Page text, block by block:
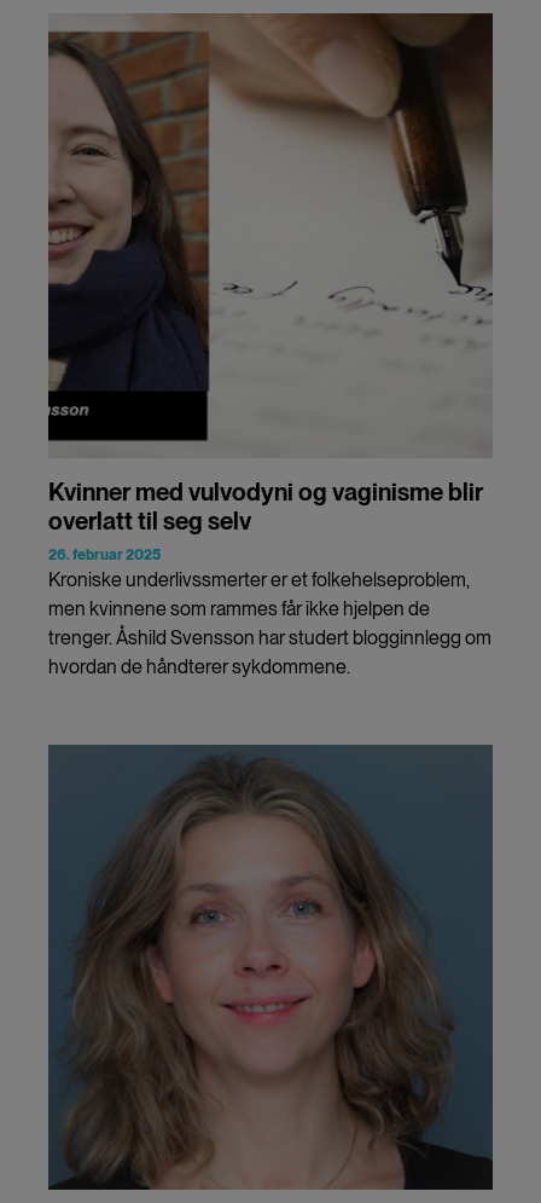
Kvinner med vulvodyni og vaginisme blir
overlatt til seg selv
26. februar 2025
Kroniske underlivssmerter er et folkehelseproblem,
men kvinnene som rammes får ikke hjelpen de
trenger. Åshild Svensson har studert blogginnlegg om
hvordan de håndterer sykdommene.